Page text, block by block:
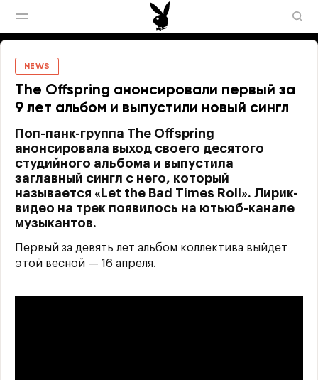
NEWS
The Offspring анонсировали первый за
9 лет альбом и выпустили новый сингл
Поп-панк-группа The Offspring
анонсировала выход своего десятого
студийного альбома и выпустила
заглавный сингл с него, который
называется «Let the Bad Times Roll». Лирик-
видео на трек появилось на ютьюб-канале
музыкантов.
Первый за девять лет альбом коллектива выйдет
этой весной — 16 апреля.